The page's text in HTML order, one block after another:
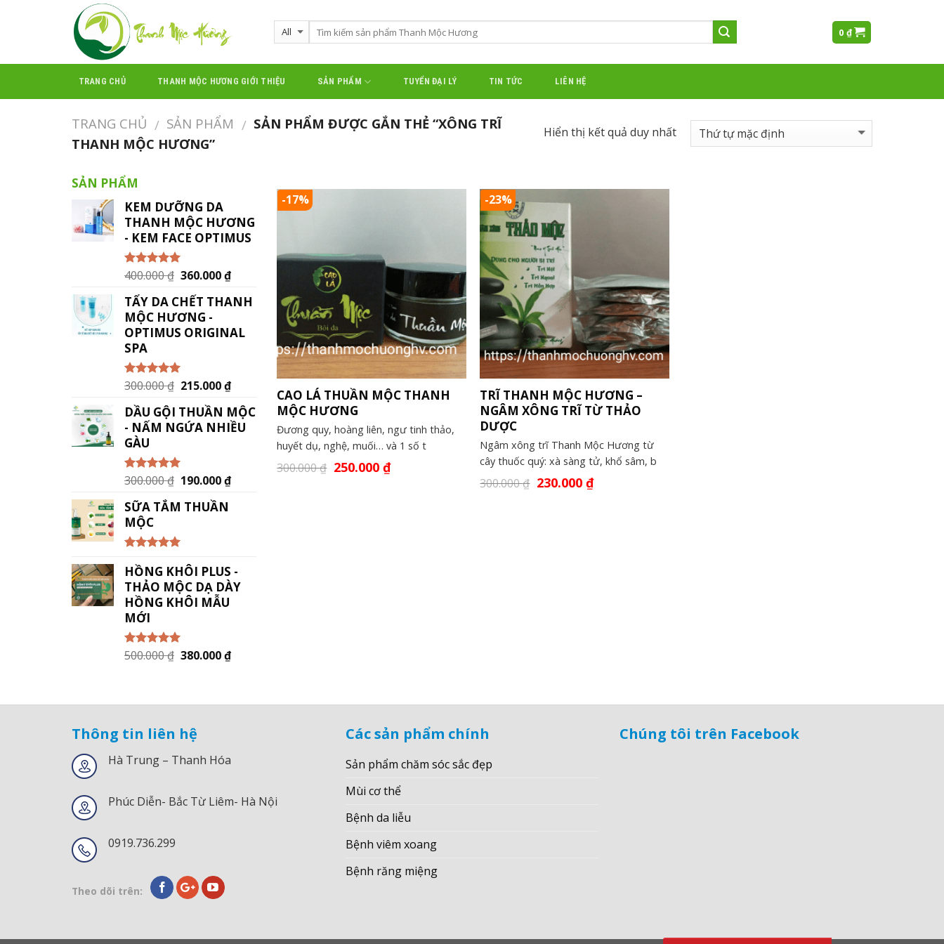
0 ₫
TRANG CHỦ THANH MỘC HƯƠNG GIỚI THIỆU SẢN PHẨM TUYỂN ĐẠI LÝ TIN TỨC LIÊN HỆ
TRANG CHỦ / SẢN PHẨM / SẢN PHẨM ĐƯỢC GẮN THẺ “XÔNG TRĨ
THANH MỘC HƯƠNG”
Hiển thị kết quả duy nhất
SẢN PHẨM
KEM DƯỠNG DA
THANH MỘC HƯƠNG
- KEM FACE OPTIMUS
Được xếp
5.005
sao
400.000₫ 360.000₫
TẨY DA CHẾT THANH
MỘC HƯƠNG -
OPTIMUS ORIGINAL
SPA
Được xếp
5.005
sao
300.000₫ 215.000₫
DẦU GỘI THUẦN MỘC
- NẤM NGỨA NHIỀU
GÀU
Được xếp
5.005
sao
300.000₫ 190.000₫
SỮA TẮM THUẦN
MỘC
hạng5.005
sao
HỒNG KHÔI PLUS -
THẢO MỘC DẠ DÀY
HỒNG KHÔI MẪU
MỚI
Được xếp
5.005
500.000₫ 380.000₫
-17%
CAO LÁ THUẦN MỘC THANH
MỘC HƯƠNG
Đương quy, hoàng liên, ngư tinh thảo,
huyết dụ, nghệ, muối… và 1 số t
300.000₫ 250.000₫
-23%
TRĨ THANH MỘC HƯƠNG –
NGÂM XÔNG TRĨ TỪ THẢO
DƯỢC
Ngâm xông trĩ Thanh Mộc Hương từ
cây thuốc quý: xà sàng tử, khổ sâm, b
300.000₫ 230.000₫
Thông tin liên hệ
Hà Trung – Thanh Hóa
Phúc Diễn- Bắc Từ Liêm- Hà Nội
0919.736.299
Theo dõi trên:
Các sản phẩm chính
Sản phẩm chăm sóc sắc đẹp
Mùi cơ thể
Bệnh da liễu
Bệnh viêm xoang
Bệnh răng miệng
Chúng tôi trên Facebook